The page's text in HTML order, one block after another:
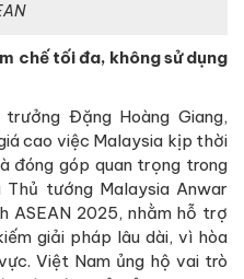
chế tối đa, không sử dụng
Đặng Hoàng Giang,
cao việc Malaysia kịp thời
đóng góp quan trọng trong
tướng Malaysia Anwar
ASEAN 2025, nhằm hỗ trợ
giải pháp lâu dài, vì hòa
Việt Nam ủng hộ vai trò